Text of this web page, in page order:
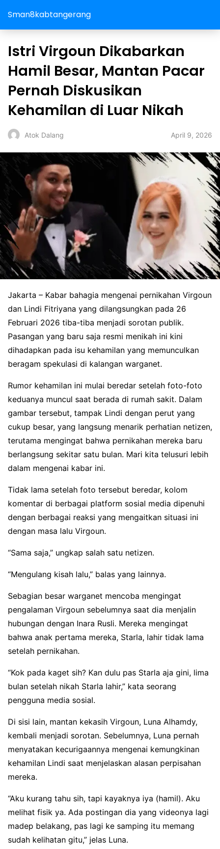
Sman8kabtangerang
Istri Virgoun Dikabarkan
Hamil Besar, Mantan Pacar
Pernah Diskusikan
Kehamilan di Luar Nikah
Atok Dalang April 9, 2026
Jakarta – Kabar bahagia mengenai pernikahan Virgoun
dan Lindi Fitriyana yang dilangsungkan pada 26
Februari 2026 tiba-tiba menjadi sorotan publik.
Pasangan yang baru saja resmi menikah ini kini
dihadapkan pada isu kehamilan yang memunculkan
beragam spekulasi di kalangan warganet.
Rumor kehamilan ini mulai beredar setelah foto-foto
keduanya muncul saat berada di rumah sakit. Dalam
gambar tersebut, tampak Lindi dengan perut yang
cukup besar, yang langsung menarik perhatian netizen,
terutama mengingat bahwa pernikahan mereka baru
berlangsung sekitar satu bulan. Mari kita telusuri lebih
dalam mengenai kabar ini.
Tidak lama setelah foto tersebut beredar, kolom
komentar di berbagai platform sosial media dipenuhi
dengan berbagai reaksi yang mengaitkan situasi ini
dengan masa lalu Virgoun.
“Sama saja,” ungkap salah satu netizen.
“Mengulang kisah lalu,” balas yang lainnya.
Sebagian besar warganet mencoba mengingat
pengalaman Virgoun sebelumnya saat dia menjalin
hubungan dengan Inara Rusli. Mereka mengingat
bahwa anak pertama mereka, Starla, lahir tidak lama
setelah pernikahan.
“Kok pada kaget sih? Kan dulu pas Starla aja gini, lima
bulan setelah nikah Starla lahir,” kata seorang
pengguna media sosial.
Di sisi lain, mantan kekasih Virgoun, Luna Alhamdy,
kembali menjadi sorotan. Sebelumnya, Luna pernah
menyatakan kecurigaannya mengenai kemungkinan
kehamilan Lindi saat menjelaskan alasan perpisahan
mereka.
“Aku kurang tahu sih, tapi kayaknya iya (hamil). Aku
melihat fisik ya. Ada postingan dia yang videonya lagi
madep belakang, pas lagi ke samping itu memang
sudah kelihatan gitu,” jelas Luna.